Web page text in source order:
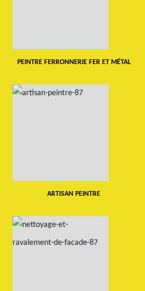
PEINTRE FERRONNERIE FER ET MÉTAL
ARTISAN PEINTRE